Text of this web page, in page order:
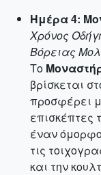
Ημέρα 4:
Χρόνος
Βόρειας
Το
βρίσκεται
προσφέρει
επισκέπτες
έναν
τις
και την